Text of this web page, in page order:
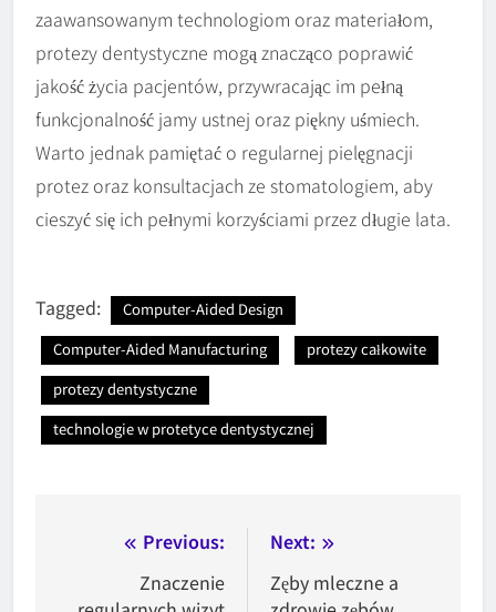
zaawansowanym technologiom oraz materiałom,
protezy dentystyczne mogą znacząco poprawić
jakość życia pacjentów, przywracając im pełną
funkcjonalność jamy ustnej oraz piękny uśmiech.
Warto jednak pamiętać o regularnej pielęgnacji
protez oraz konsultacjach ze stomatologiem, aby
cieszyć się ich pełnymi korzyściami przez długie lata.
Tagged:
Computer-Aided Design
Computer-Aided Manufacturing
protezy całkowite
protezy dentystyczne
technologie w protetyce dentystycznej
Nawigacja
Previous:
Znaczenie
Next:
Zęby mleczne a